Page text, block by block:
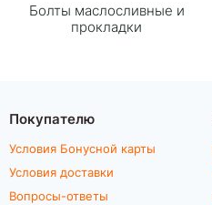
Болты маслосливные и
прокладки
Покупателю
Условия Бонусной карты
Условия доставки
Вопросы-ответы